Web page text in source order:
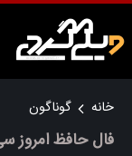
خانه گوناگون
فال حافظ امروز سی